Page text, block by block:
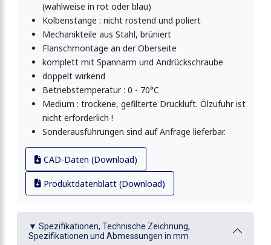
(wahlweise in rot oder blau)
Kolbenstange : nicht rostend und poliert
Mechanikteile aus Stahl, brüniert
Flanschmontage an der Oberseite
komplett mit Spannarm und Andrückschraube
doppelt wirkend
Betriebstemperatur : 0 - 70°C
Medium : trockene, gefilterte Druckluft. Ölzufuhr ist
nicht erforderlich !
Sonderausführungen sind auf Anfrage lieferbar.
CAD-Daten (Download)
Produktdatenblatt (Download)
▼ Spezifikationen, Technische Zeichnung,
Spezifikationen und Abmessungen in mm